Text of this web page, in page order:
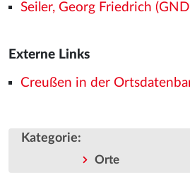
Seiler, Georg Friedrich
Externe Links
Creußen in der
Kategorie:
Orte